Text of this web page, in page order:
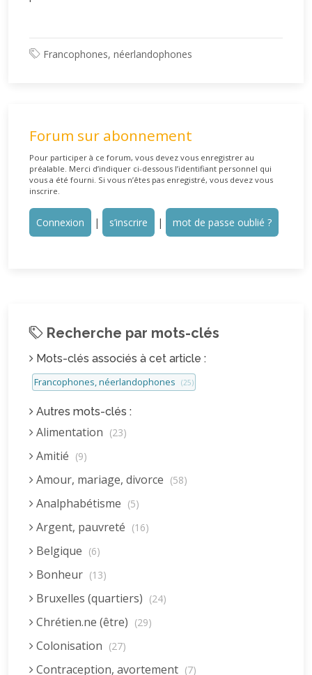
Francophones, néerlandophones
Forum sur abonnement
Pour participer à ce forum, vous devez vous enregistrer au
préalable. Merci d’indiquer ci-dessous l’identifiant personnel qui
vous a été fourni. Si vous n’êtes pas enregistré, vous devez vous
inscrire.
Connexion | s’inscrire | mot de passe oublié ?
Recherche par mots-clés
Mots-clés associés à cet article :
Francophones, néerlandophones (25)
Autres mots-clés :
Alimentation (23)
Amitié (9)
Amour, mariage, divorce (58)
Analphabétisme (5)
Argent, pauvreté (16)
Belgique (6)
Bonheur (13)
Bruxelles (quartiers) (24)
Chrétien.ne (être) (29)
Colonisation (27)
Contraception, avortement (7)